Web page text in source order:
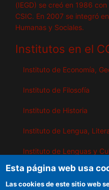
(IEGD) se creó en 1986
CSIC. En 2007 se integró
Humanas y Sociales.
Institutos en el
Instituto de Economía,
Instituto de Filosofía
Instituto de Historia
Instituto de Lengua,
Instituto de Lenguas y
Instituto de Políticas y
Esta página web usa
Las cookies de este sitio web